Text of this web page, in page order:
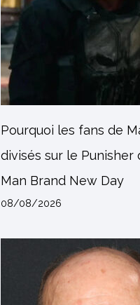
Pourquoi les fans de
divisés sur le Punisher
Man Brand New Day
08/08/2026